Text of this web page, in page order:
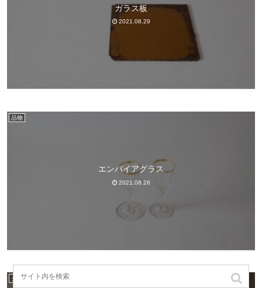
ガラス板
2021.08.29
品物
エンパイアグラス
2021.08.26
ショップ